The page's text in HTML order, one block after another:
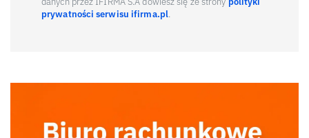
prywatności serwisu ifirma.pl.